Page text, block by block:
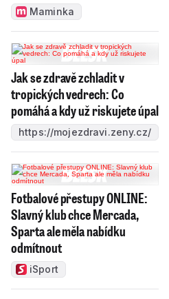
Maminka
Jak se zdravě zchladit v
tropických vedrech: Co
pomáhá a kdy už riskujete úpal
https://mojezdravi.zeny.cz/
Fotbalové přestupy ONLINE:
Slavný klub chce Mercada,
Sparta ale měla nabídku
odmítnout
iSport